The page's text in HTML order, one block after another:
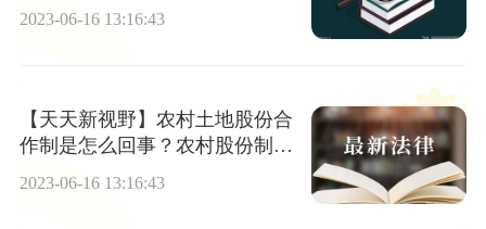
2023-06-16 13:16:43
【天天新视野】农村土地股份合
作制是怎么回事？农村股份制的
含义
2023-06-16 13:16:43